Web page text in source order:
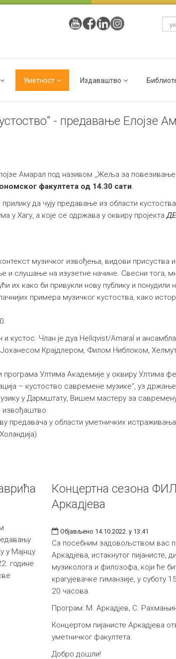
Уметност Издаваштво
- предавање Елојзе
Амарал под називом ,,Жеља за
факултета од 14.30 сати.
да чују предавање из области
у Хагу, а које се одржава у оквиру пројекта
музичког извођења, видови
и слушање на изузетне начине. Свесни тога,
их како би привукли нову публику и понудили
примера музичког кустоства, како
кустос. Члан је дуа Hellqvist/Amaral и
Крајдлером, Филом Ниблоком,
Ултима Академије у оквиру Ултима
– кустоство савремене музике“, уз
у Дармштату, Вишем мастеру за савремену
извођаштво.
предавача у области уметничких
у Мајнцу
године
Концертна сезона
Аркадјева
Објављено 14.10.2022. у 13:41
Са посебним задовољством вас
Аркадјева, истакнутог пијанисте,
музиколога и филозофа, који ће
крагујевачке гиманзије, у
20 часова.
Програм: М. Аркадјев, С.
Концертом пијанисте Аркадјева
уметничког факултета.
Добро дошли!